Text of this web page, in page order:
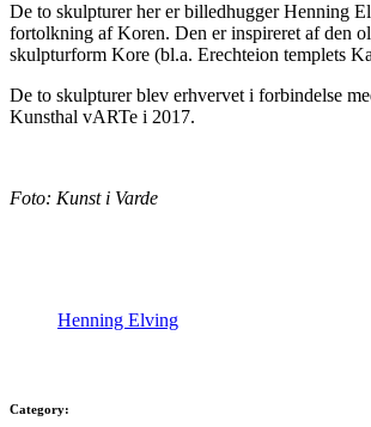
De to skulpturer her er billedhugger Henning
fortolkning af Koren. Den er inspireret af den
skulpturform Kore (bl.a. Erechteion templets
De to skulpturer blev erhvervet i forbindelse
Kunsthal vARTe i 2017.
Foto: Kunst i Varde
Henning Elving
Category: